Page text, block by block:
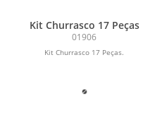
Kit Churrasco 17 Peças
01906
Kit Churrasco 17 Peças.